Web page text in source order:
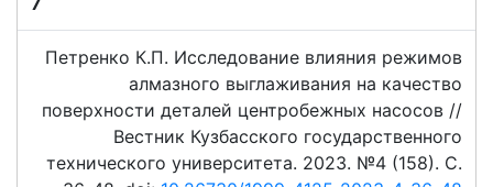
Петренко К.П. Исследование влияния режимов
алмазного выглаживания на качество
поверхности деталей центробежных насосов //
Вестник Кузбасского государственного
технического университета. 2023. №4 (158). C.